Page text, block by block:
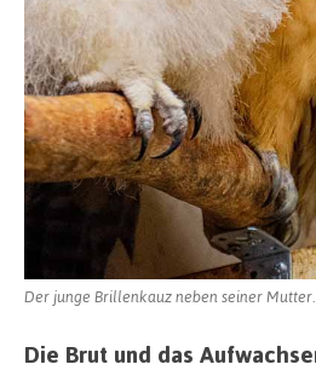
Der junge Brillenkauz neben seiner
Die Brut und das